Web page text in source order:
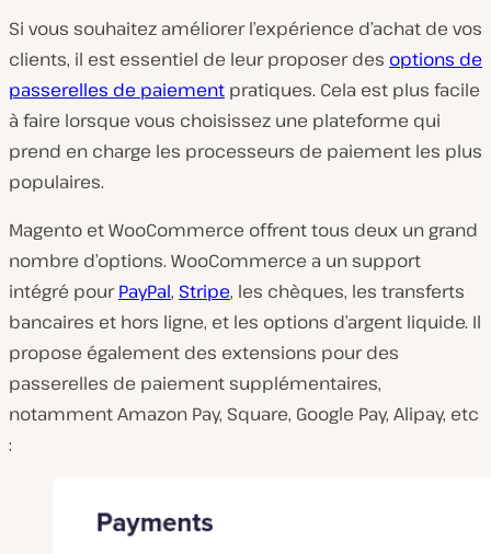
Si vous souhaitez améliorer l’expérience d’achat de vos
clients, il est essentiel de leur proposer des options de
passerelles de paiement pratiques. Cela est plus facile
à faire lorsque vous choisissez une plateforme qui
prend en charge les processeurs de paiement les plus
populaires.
Magento et WooCommerce offrent tous deux un grand
nombre d’options. WooCommerce a un support
intégré pourPayPal, Stripe, les chèques, les transferts
bancaires et hors ligne, et les options d’argent liquide. Il
propose également des extensions pour des
passerelles de paiement supplémentaires,
notamment Amazon Pay, Square, Google Pay, Alipay, etc
: